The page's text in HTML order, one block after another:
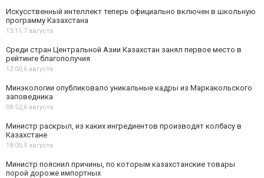
Искусственный интеллект теперь официально включен в школьную
программу Казахстана
13:11,7 августа
Среди стран Центральной Азии Казахстан занял первое место в
рейтинге благополучия
12:00,6 августа
Минэкологии опубликовало уникальные кадры из Маркакольского
заповедника
08:52,6 августа
Министр раскрыл, из каких ингредиентов производят колбасу в
Казахстане
18:00,5 августа
Министр пояснил причины, по которым казахстанские товары
порой дороже импортных